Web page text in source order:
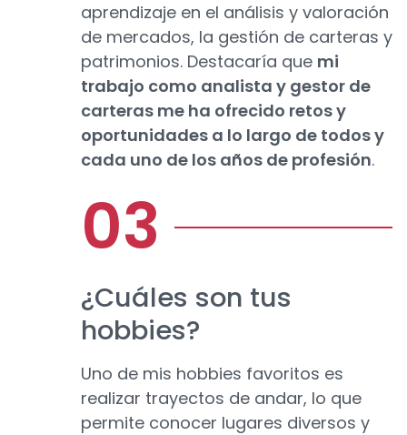
aprendizaje en el análisis y valoración
de mercados, la gestión de carteras y
patrimonios. Destacaría que mi
trabajo como analista y gestor de
carteras me ha ofrecido retos y
oportunidades a lo largo de todos y
cada uno de los años de profesión.
¿Cuáles son tus
hobbies?
Uno de mis hobbies favoritos es
realizar trayectos de andar, lo que
permite conocer lugares diversos y